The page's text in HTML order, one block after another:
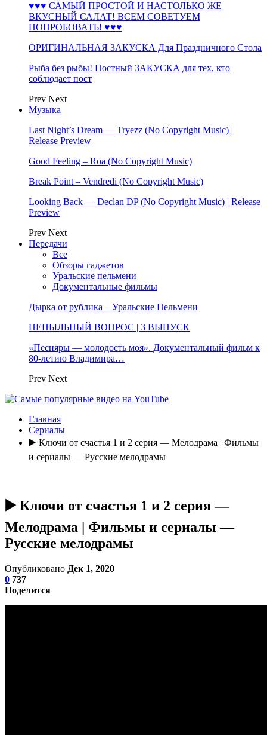
♥♥♥ САМЫЙ ПРОСТОЙ И НАСТОЛЬКО ЖЕ
ВКУСНЫЙ САЛАТ! ВСЕМ СОВЕТУЕМ
ПОПРОБОВАТЬ! ♥♥♥
ОРИГИНАЛЬНАЯ ЗАКУСКА Для Праздничного Стола
Рыба без рыбы! Постный ЗАКУСКА для тех, кто
соблюдает пост
Prev Next
Музыка
Last Night’s Dream — Tryezz (No Copyright Music) |
Release Preview
Good Feeling – Roa (No Copyright Music)
Break Point – Vendredi (No Copyright Music)
Looking Back — Declan DP (No Copyright Music) | Release
Preview
Prev Next
Передачи
Все
Обзоры гаджетов
Уральские пельмени
Документальные фильмы
Дырка от рублика – Уральские Пельмени
НЕПЫЛЬНЫЙ ВОПРОС | 3 ВЫПУСК
«Песняры — молодость моя». Документальный фильм к
80-летию Владимира…
Prev Next
Главная
Сериалы
▶️ Ключи от счастья 1 и 2 серия — Мелодрама | Фильмы
и сериалы — Русские мелодрамы
▶️ Ключи от счастья 1 и 2 серия —
Мелодрама | Фильмы и сериалы —
Русские мелодрамы
Опубликовано Дек 1, 2020
0 737
Поделится